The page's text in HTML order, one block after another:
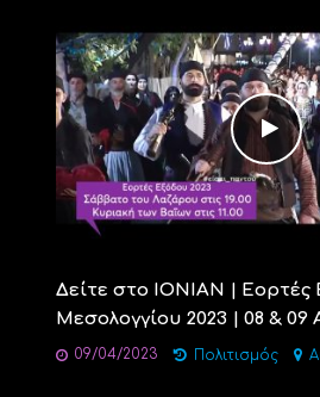
Δείτε στο ΙΟΝΙΑΝ | Εορτές
Μεσολογγίου 2023 | 08 & 09
09/04/2023 Πολιτισμός